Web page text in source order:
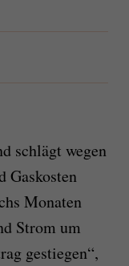
schlägt wegen
Gaskosten
Monaten
Strom um
gestiegen“,